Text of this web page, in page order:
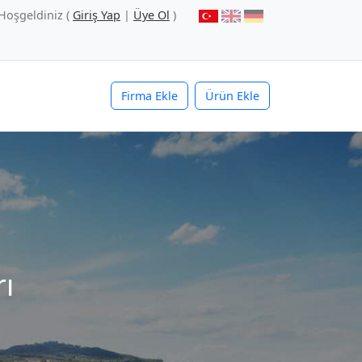
( Giriş Yap | Üye Ol )
Firma Ekle Ürün Ekle